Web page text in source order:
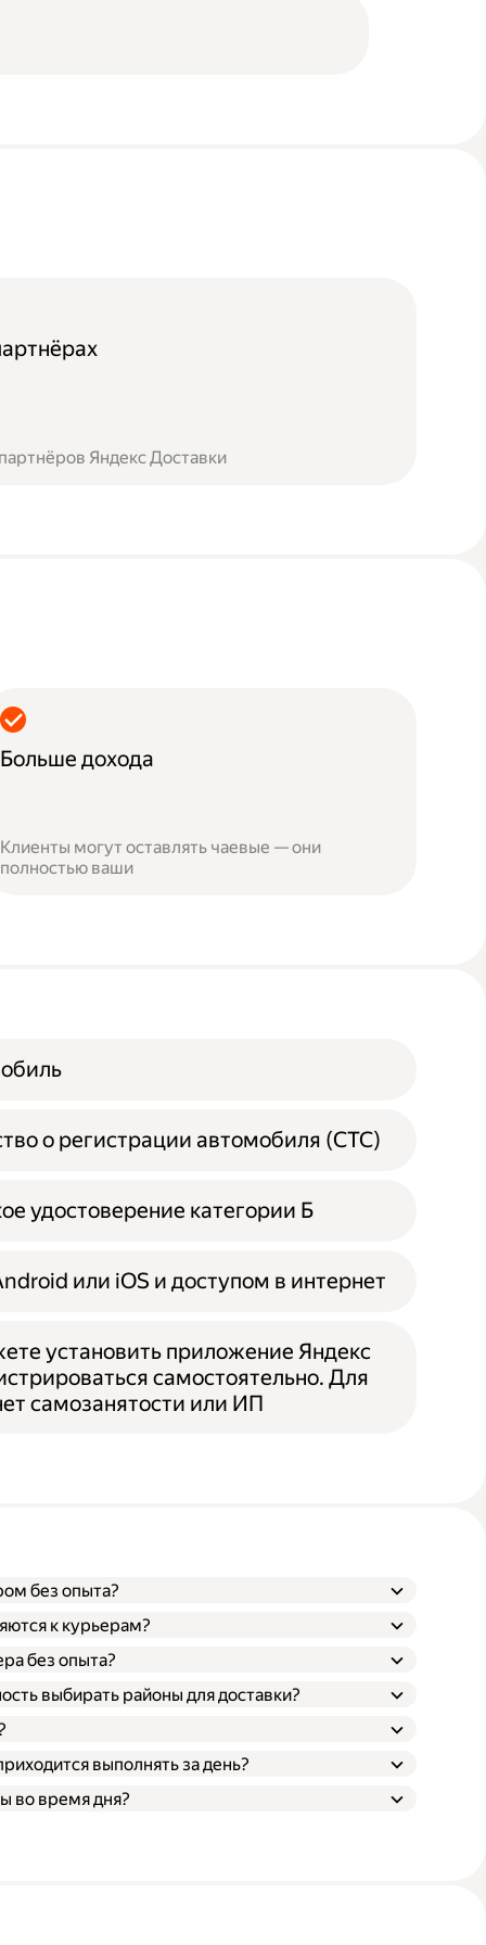
Яндекс Доставки
Больше дохода
Клиенты могут оставлять чаевые — они
полностью ваши
о регистрации автомобиля (СТС)
удостоверение категории Б
или iOS и доступом в интернет
установить приложение Яндекс
самостоятельно. Для
самозанятости или ИП
без опыта?
к курьерам?
без опыта?
выбирать районы для доставки?
выполнять за день?
во время дня?